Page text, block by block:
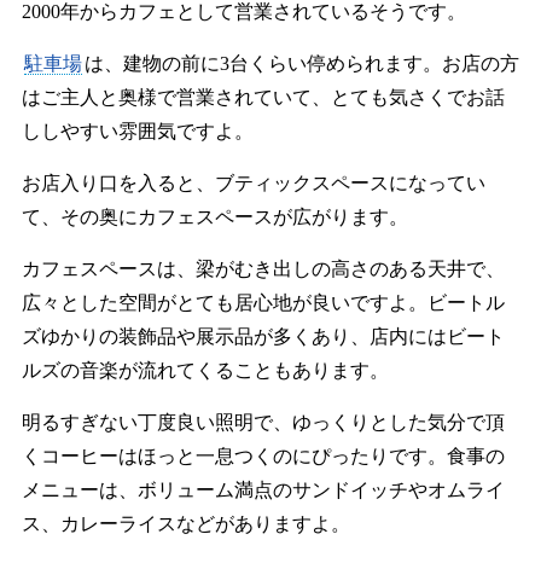
2000年からカフェとして営業されているそうです。
駐車場は、建物の前に3台くらい停められます。お店の方
はご主人と奥様で営業されていて、とても気さくでお話
ししやすい雰囲気ですよ。
お店入り口を入ると、ブティックスペースになってい
て、その奥にカフェスペースが広がります。
カフェスペースは、梁がむき出しの高さのある天井で、
広々とした空間がとても居心地が良いですよ。ビートル
ズゆかりの装飾品や展示品が多くあり、店内にはビート
ルズの音楽が流れてくることもあります。
明るすぎない丁度良い照明で、ゆっくりとした気分で頂
くコーヒーはほっと一息つくのにぴったりです。食事の
メニューは、ボリューム満点のサンドイッチやオムライ
ス、カレーライスなどがありますよ。